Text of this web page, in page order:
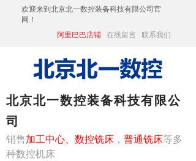
阿里巴巴店铺 在线留言 联系我们
欢迎来到北京北一数控装备科技有限公司 官
网！
北京北一数控装备科技有限公
司
销售加工中心、 数控铣床 ， 普通铣床等多
种数控机床